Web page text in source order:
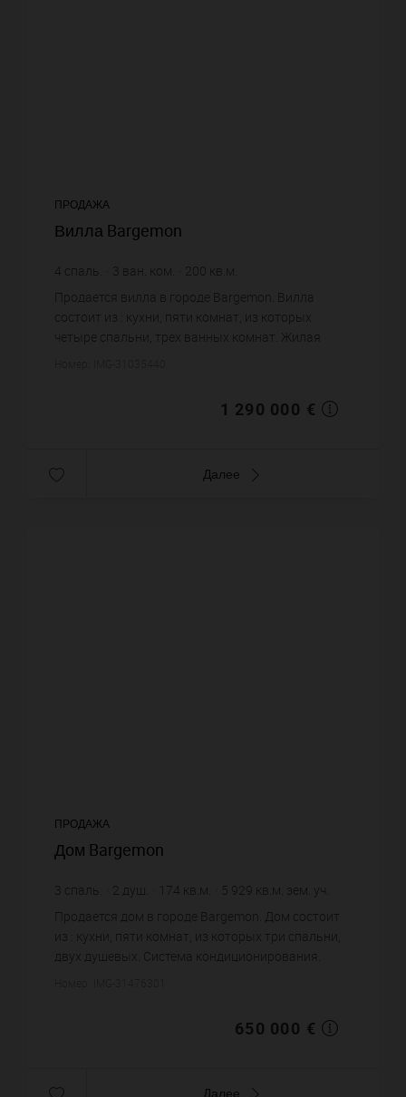
ПРОДАЖА
Вилла Bargemon
4 спаль. 3 ван. ком. 200 кв.м.
6 450 € цена за кв.м.
Продается вилла в городе Bargemon. Вилла
состоит из : кухни, пяти комнат, из которых
четыре спальни, трех ванных комнат. Жилая
1 290 000 €
Далее
ПРОДАЖА
Дом Bargemon
3 спаль. 2 душ. 174 кв.м. 5 929 кв.м. зем. уч.
Продается дом в городе Bargemon. Дом состоит
из : кухни, пяти комнат, из которых три спальни,
двух душевых. Система кондиционирования.
650 000 €
Далее